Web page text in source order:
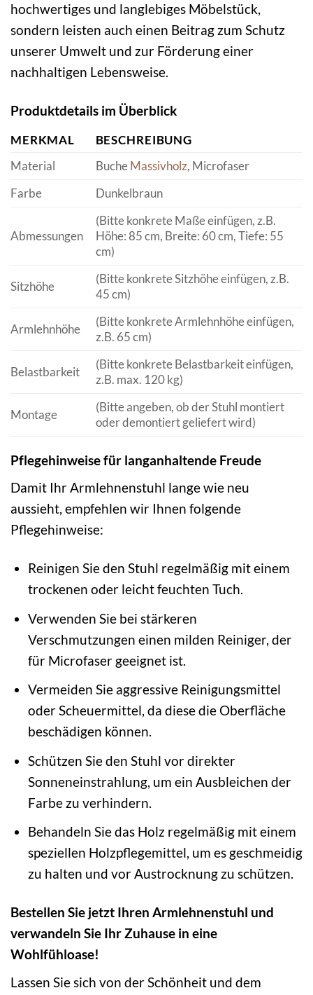
hochwertiges und langlebiges Möbelstück,
sondern leisten auch einen Beitrag zum Schutz
unserer Umwelt und zur Förderung einer
nachhaltigen Lebensweise.
Produktdetails im Überblick
MERKMAL
BESCHREIBUNG
Material
BucheMassivholz, Microfaser
Farbe
Dunkelbraun
Abmessungen
(Bitte konkrete Maße einfügen, z.B.
Höhe: 85 cm, Breite: 60 cm, Tiefe: 55
cm)
Sitzhöhe
(Bitte konkrete Sitzhöhe einfügen, z.B.
45 cm)
Armlehnhöhe
(Bitte konkrete Armlehnhöhe einfügen,
z.B. 65 cm)
Belastbarkeit
(Bitte konkrete Belastbarkeit einfügen,
z.B. max. 120 kg)
Montage
(Bitte angeben, ob der Stuhl montiert
oder demontiert geliefert wird)
Pflegehinweise für langanhaltende Freude
Damit Ihr Armlehnenstuhl lange wie neu
aussieht, empfehlen wir Ihnen folgende
Pflegehinweise:
Reinigen Sie den Stuhl regelmäßig mit einem
trockenen oder leicht feuchten Tuch.
Verwenden Sie bei stärkeren
Verschmutzungen einen milden Reiniger, der
für Microfaser geeignet ist.
Vermeiden Sie aggressive Reinigungsmittel
oder Scheuermittel, da diese die Oberfläche
beschädigen können.
Schützen Sie den Stuhl vor direkter
Sonneneinstrahlung, um ein Ausbleichen der
Farbe zu verhindern.
Behandeln Sie das Holz regelmäßig mit einem
speziellen Holzpflegemittel, um es geschmeidig
zu halten und vor Austrocknung zu schützen.
Bestellen Sie jetzt Ihren Armlehnenstuhl und
verwandeln Sie Ihr Zuhause in eine
Wohlfühloase!
Lassen Sie sich von der Schönheit und dem